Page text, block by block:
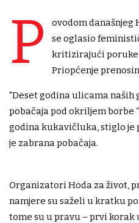
P
ovodom današnjeg
se oglasio
kritizirajući poruke
Priopćenje
"Deset godina ulicama naših
pobačaja pod okriljem borbe
godina kukavičluka, stiglo je
je zabrana pobačaja.
Organizatori Hoda za život,
namjere su saželi u kratku
tome su u pravu – prvi korak